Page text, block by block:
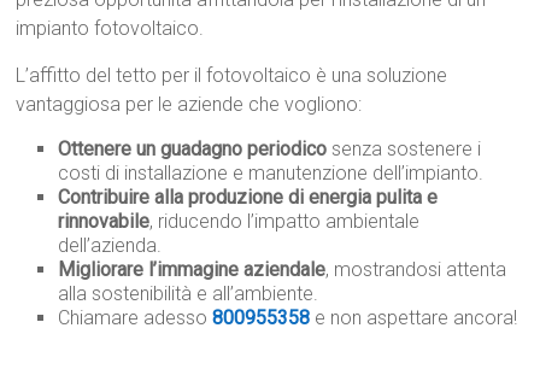
impianto fotovoltaico.
L’affitto del tetto per il fotovoltaico è una soluzione
vantaggiosa per le aziende che vogliono:
Ottenere un guadagno periodico senza sostenere i
costi di installazione e manutenzione dell’impianto.
Contribuire alla produzione di energia pulita e
rinnovabile, riducendo l’impatto ambientale
dell’azienda.
Migliorare l’immagine aziendale, mostrandosi attenta
alla sostenibilità e all’ambiente.
Chiamare adesso800955358 e non aspettare ancora!